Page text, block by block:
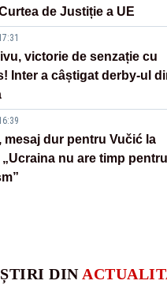
de Justiție a UE
victorie de senzație cu
Inter a câștigat derby-ul
mesaj dur pentru Vučić la
„Ucraina nu are timp pentru
DIN